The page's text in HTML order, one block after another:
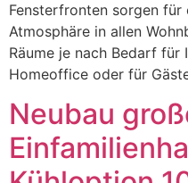
Fensterfronten sorgen für
Atmosphäre in allen
Räume je nach Bedarf für
Homeoffice oder für
Neubau